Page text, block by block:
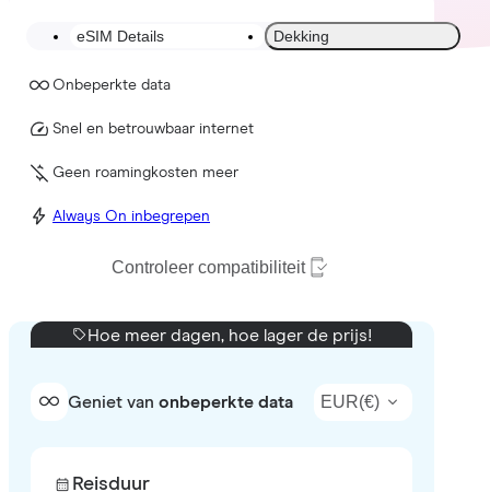
eSIM Details Dekking
Onbeperkte data
Snel en betrouwbaar internet
Geen roamingkosten meer
Always On inbegrepen
Controleer compatibiliteit
Hoe meer dagen, hoe lager de prijs!
Geniet van onbeperkte data EUR(€)
Reisduur